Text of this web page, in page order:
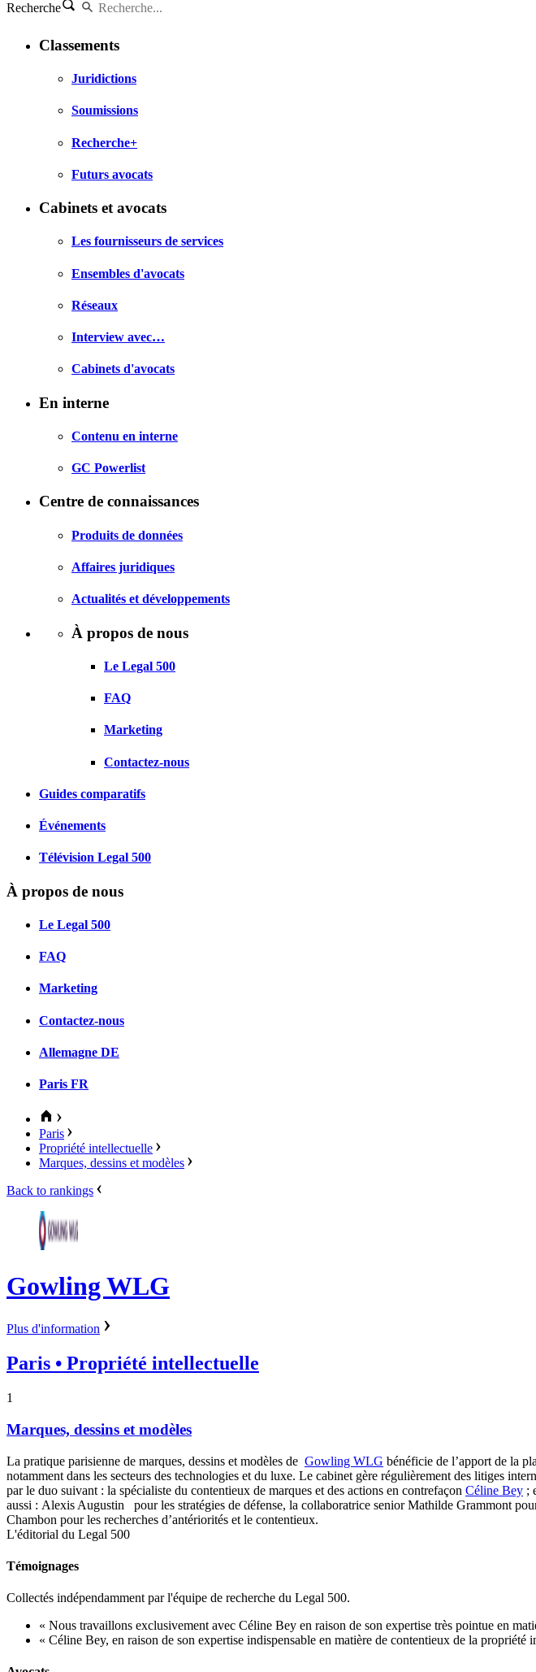
Recherche
Classements
Juridictions
Soumissions
Recherche+
Futurs avocats
Cabinets et avocats
Les fournisseurs de services
Ensembles d'avocats
Réseaux
Interview avec…
Cabinets d'avocats
En interne
Contenu en interne
GC Powerlist
Centre de connaissances
Produits de données
Affaires juridiques
Actualités et développements
À propos de nous
Le Legal 500
FAQ
Marketing
Contactez-nous
Guides comparatifs
Événements
Télévision Legal 500
À propos de nous
Le Legal 500
FAQ
Marketing
Contactez-nous
Allemagne DE
Paris FR
Paris
Propriété intellectuelle
Marques, dessins et modèles
Back to rankings
Gowling WLG
Plus d'information
Paris • Propriété intellectuelle
1
Marques, dessins et modèles
La pratique parisienne de marques, dessins et modèles de Gowling WLG bénéficie de l’apport de la
notamment dans les secteurs des technologies et du luxe. Le cabinet gère régulièrement des litiges
par le duo suivant : la spécialiste du contentieux de marques et des actions en contrefaçon Céline Bey ;
aussi : Alexis Augustin pour les stratégies de défense, la collaboratrice seniorMathilde Grammont
Chambon pour les recherches d’antériorités et le contentieux.
L'éditorial du Legal 500
Témoignages
Collectés indépendamment par l'équipe de recherche du Legal 500.
« Nous travaillons exclusivement avec Céline Bey en raison de son expertise très pointue en
« Céline Bey, en raison de son expertise indispensable en matière de contentieux de la propriété